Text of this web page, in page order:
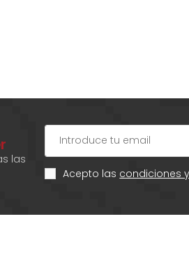
las
Acepto las condiciones